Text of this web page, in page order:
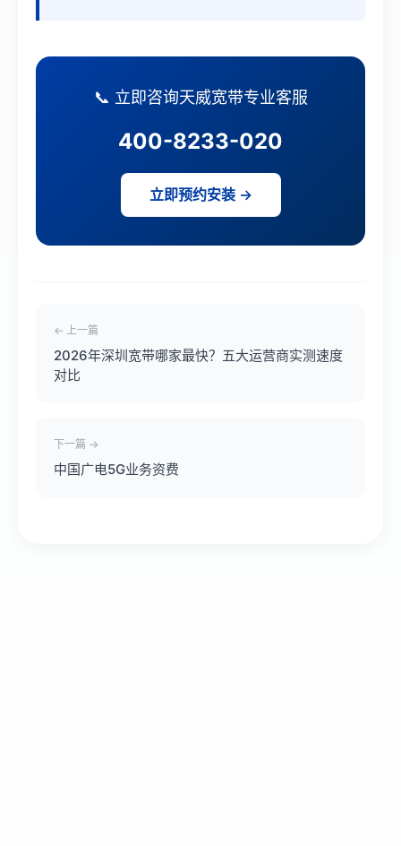
📞 立即咨询天威宽带专业客服
400-8233-020
立即预约安装 →
← 上一篇
2026年深圳宽带哪家最快？五大运营商实测速度
对比
下一篇 →
中国广电5G业务资费